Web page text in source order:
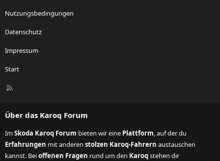
Nutzungsbedingungen
Datenschutz
Impressum
Start
R
Über das Karoq Forum
ImSkoda Karoq Forum bieten wir eine Plattform, auf der du
Erfahrungen mit anderen stolzen Karoq-Fahrern austauschen
kannst. Beioffenen Fragen rund um den Karoqstehen dir